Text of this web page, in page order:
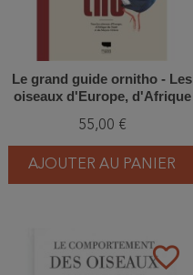
Le grand guide ornitho - Les
oiseaux d'Europe, d'Afrique
55,00 €
AJOUTER AU PANIER
favorite_border